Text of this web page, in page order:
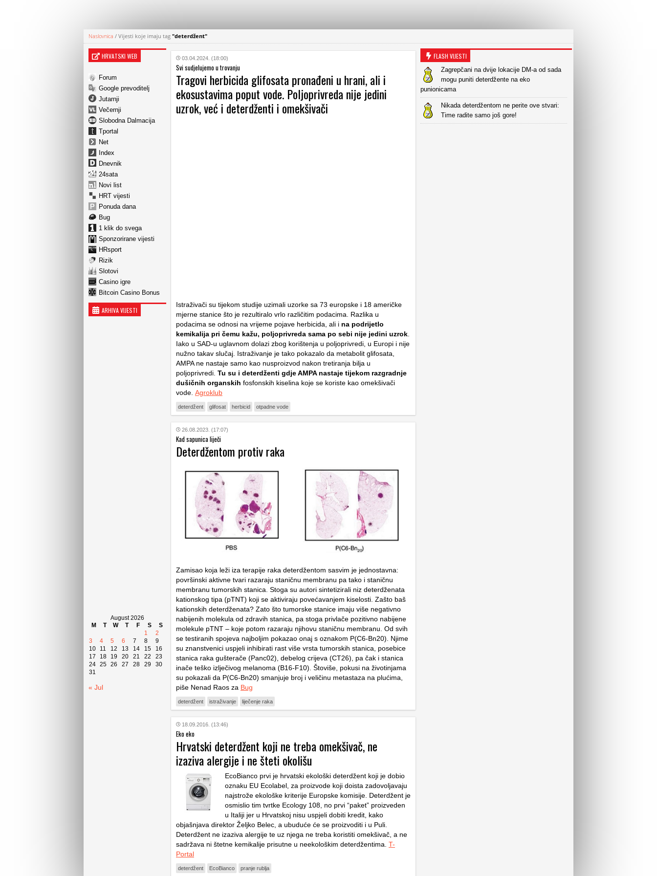
Naslovnica / Vijesti koje imaju tag "deterdžent"
HRVATSKI WEB
Forum
Google prevoditelj
Jutarnji
Večernji
Slobodna Dalmacija
Tportal
Net
Index
Dnevnik
24sata
Novi list
HRT vijesti
Ponuda dana
Bug
1 klik do svega
Sponzorirane vijesti
HRsport
Rizik
Slotovi
Casino igre
Bitcoin Casino Bonus
ARHIVA VIJESTI
August 2026
M
T W T F S
S
1
2
3
4 5 6 7 8
9
10
11 12 13 14 15
16
17
18 19 20 21 22
23
24 25 26 27 28 29
30
31
« Jul
03.04.2024. (18:00)
Svi sudjelujemo u trovanju
Tragovi herbicida glifosata pronađeni u hrani, ali i
ekosustavima poput vode. Poljoprivreda nije jedini
uzrok, već i deterdženti i omekšivači
Istraživači su tijekom studije uzimali uzorke sa 73 europske i 18 američke
mjerne stanice što je rezultiralo vrlo različitim podacima. Razlika u
podacima se odnosi na vrijeme pojave herbicida, ali i na podrijetlo
kemikalija pri čemu kažu, poljoprivreda sama po sebi nije jedini uzrok
Iako u SAD-u uglavnom dolazi zbog korištenja u poljoprivredi, u Europi i nije
nužno takav slučaj. Istraživanje je tako pokazalo da metabolit glifosata,
AMPA ne nastaje samo kao nusproizvod nakon tretiranja bilja u
poljoprivredi. Tu su i deterdženti gdje AMPA nastaje tijekom razgradnje
dušičnih organskih fosfonskih kiselina koje se koriste kao omekšivači
vode. Agroklub
deterdžent glifosat herbicid otpadne vode
26.08.2023. (17:07)
Kad sapunica liječi
Deterdžentom protiv raka
Zamisao koja leži iza terapije raka deterdžentom sasvim je jednostavna:
površinski aktivne tvari razaraju staničnu membranu pa tako i staničnu
membranu tumorskih stanica. Stoga su autori sintetizirali niz deterdženata
kationskog tipa (pTNT) koji se aktiviraju povećavanjem kiselosti. Zašto baš
kationskih deterdženata? Zato što tumorske stanice imaju više negativno
nabijenih molekula od zdravih stanica, pa stoga privlače pozitivno nabijene
molekule pTNT – koje potom razaraju njihovu staničnu membranu. Od svih
se testiranih spojeva najboljim pokazao onaj s oznakom P(C6-Bn20). Njime
su znanstvenici uspjeli inhibirati rast više vrsta tumorskih stanica, posebice
stanica raka gušterače (Panc02), debelog crijeva (CT26), pa čak i stanica
inače teško izlječivog melanoma (B16-F10). Štoviše, pokusi na životinjama
su pokazali da P(C6-Bn20) smanjuje broj i veličinu metastaza na plućima,
piše Nenad Raos za Bug
deterdžent istraživanje liječenje raka
18.09.2016. (13:46)
Eko eko
Hrvatski deterdžent koji ne treba omekšivač, ne
izaziva alergije i ne šteti okolišu
EcoBianco prvi je hrvatski ekološki deterdžent koji je dobio
oznaku EU Ecolabel, za proizvode koji doista zadovoljavaju
najstrože ekološke kriterije Europske komisije. Deterdžent je
osmislio tim tvrtke Ecology 108, no prvi “paket” proizveden
u Italiji jer u Hrvatskoj nisu uspjeli dobiti kredit, kako
objašnjava direktor Željko Belec, a ubuduće će se proizvoditi i u Puli.
Deterdžent ne izaziva alergije te uz njega ne treba koristiti omekšivač, a ne
sadržava ni štetne kemikalije prisutne u neekološkim deterdžentima. T-
Portal
deterdžent EcoBianco pranje rublja
FLASH VIJESTI
Zagrepčani na dvije lokacije DM-a od sada
mogu puniti deterdžente na eko
punionicama
Nikada deterdžentom ne perite ove stvari:
Time radite samo još gore!